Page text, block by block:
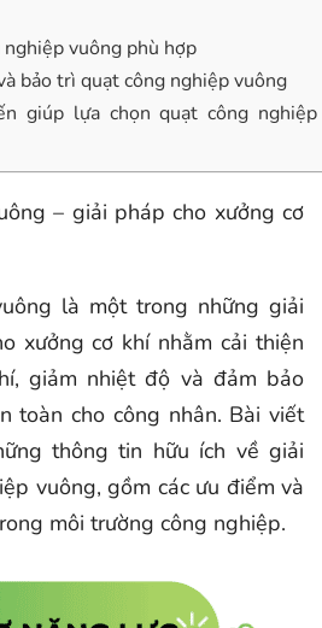
vuông phù hợp
bảo trì quạt công nghiệp vuông
giúp lựa chọn quạt công nghiệp
– giải pháp cho xưởng cơ
là một trong những giải
xưởng cơ khí nhằm cải thiện
giảm nhiệt độ và đảm bảo
toàn cho công nhân. Bài viết
thông tin hữu ích về giải
vuông, gồm các ưu điểm và
môi trường công nghiệp.